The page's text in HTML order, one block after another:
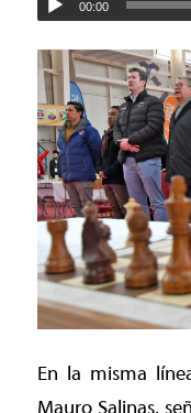
00:00
En la misma